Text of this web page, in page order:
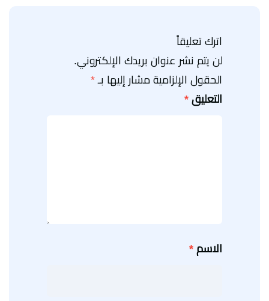
اترك تعليقاً
لن يتم نشر عنوان بريدك الإلكتروني.
الحقول الإلزامية مشار إليها بـ *
التعليق *
الاسم *